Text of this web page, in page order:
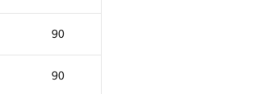
90
90
80